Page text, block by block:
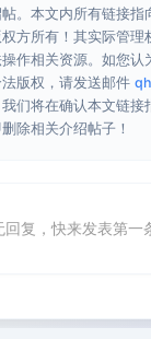
。本文内所有链接指
方所有！其实际管理
作相关资源。如您认
版权，请发送邮件
们将在确认本文链接
除相关介绍帖子！
回复，快来发表第一